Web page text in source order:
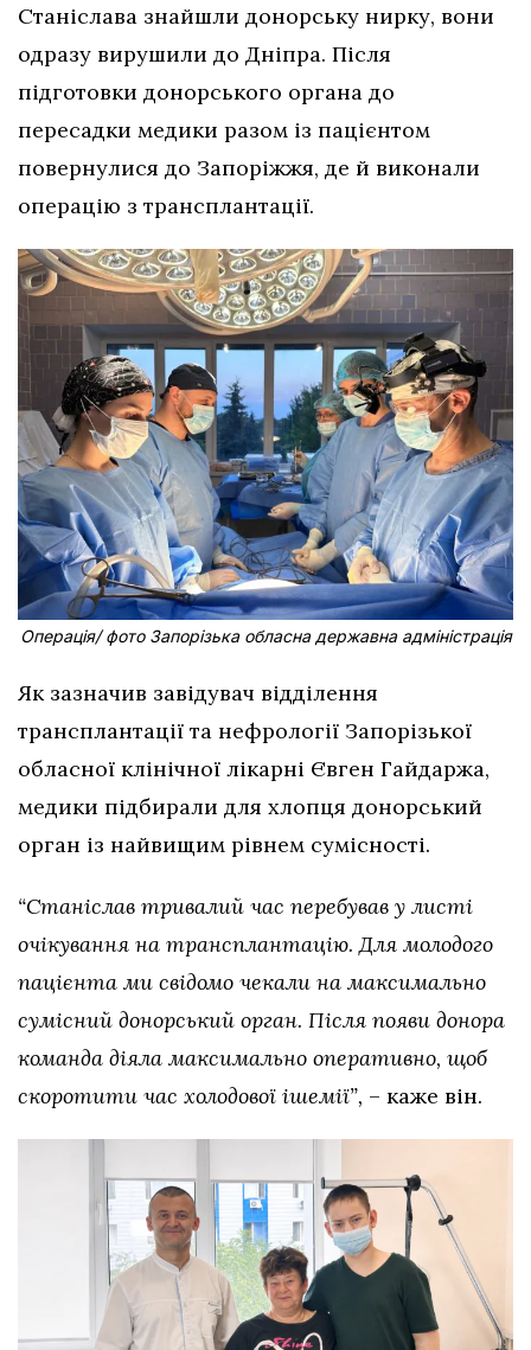
Станіслава знайшли донорську нирку, вони
одразу вирушили до Дніпра. Після
підготовки донорського органа до
пересадки медики разом із пацієнтом
повернулися до Запоріжжя, де й виконали
операцію з трансплантації.
Операція/ фото Запорізька обласна державна адміністрація
Як зазначив завідувач відділення
трансплантації та нефрології Запорізької
обласної клінічної лікарні Євген Гайдаржа,
медики підбирали для хлопця донорський
орган із найвищим рівнем сумісності.
“Станіслав тривалий час перебував у листі
очікування на трансплантацію. Для молодого
пацієнта ми свідомо чекали на максимально
сумісний донорський орган. Після появи донора
команда діяла максимально оперативно, щоб
скоротити час холодової ішемії”, – каже він.